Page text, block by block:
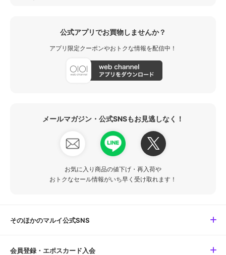
公式アプリでお買物しませんか？
アプリ限定クーポンやおトクな情報を配信中！
メールマガジン・公式SNSもお見逃しなく！
お気に入り商品の値下げ・再入荷や
おトクなセール情報がいち早く受け取れます！
そのほかのマルイ公式SNS
会員登録・エポスカード入会